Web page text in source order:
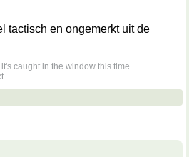
tactisch en ongemerkt uit de
caught in the window this time.